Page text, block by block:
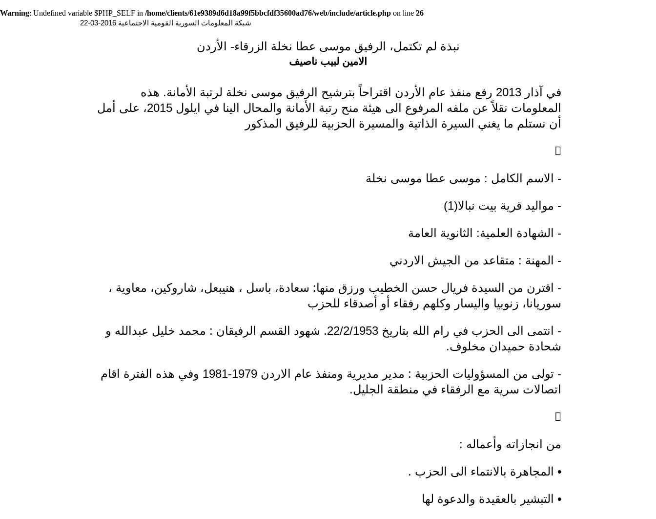
Warning: Undefined variable $PHP_SELF in /home/clients/61e9389d6d18a99f5bbcfdf35600ad76/web/include/article.php on line 26
شبكة المعلومات السورية القومية الاجتماعية 2016-03-22
نبذة لم تكتمل، الرفيق موسى عطا نخلة الزرقاء- الأردن
الامين لبيب ناصيف
في آذار 2013 رفع منفذ عام الأردن اقتراحاً بترشيح الرفيق موسى نخلة لرتبة الأمانة. هذه
المعلومات نقلاً عن ملفه المرفوع الى هيئة منح رتبة الأمانة والمحال الينا في ايلول 2015، على أمل
أن نستلم ما يغني السيرة الذاتية والمسيرة الحزبية للرفيق المذكور

- الاسم الكامل : موسى عطا موسى نخلة
- مواليد قرية بيت نبالا(1)
- الشهادة العلمية: الثانوية العامة
- المهنة : متقاعد من الجيش الاردني
- اقترن من السيدة فريال حسن الخطيب ورزق منها: سعادة، باسل ، هنيبعل، شاروكين، معاوية ،
سوريانا، زنوبيا واليسار وكلهم رفقاء أو أصدقاء للحزب
- انتمى الى الحزب في رام الله بتاريخ 22/2/1953. شهود القسم الرفيقان : محمد خليل عبدالله و
شحادة حميدان مخلوف.
- تولى من المسؤوليات الحزبية : مدير مديرية ومنفذ عام الاردن 1979-1981 وفي هذه الفترة اقام
اتصالات سرية مع الرفقاء في منطقة الجليل.

من انجازاته وأعماله :
• المجاهرة بالانتماء الى الحزب .
• التبشير بالعقيدة والدعوة لها